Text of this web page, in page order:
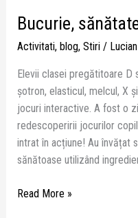
Bucurie,
Activitati, blog, Stiri/
Elevii clasei pregătitoare D
șotron, elasticul, melcul, X
jocuri interactive. A fost o
redescoperirii jocurilor
intrat în acțiune! Au învățat
sănătoase utilizând
Read More »